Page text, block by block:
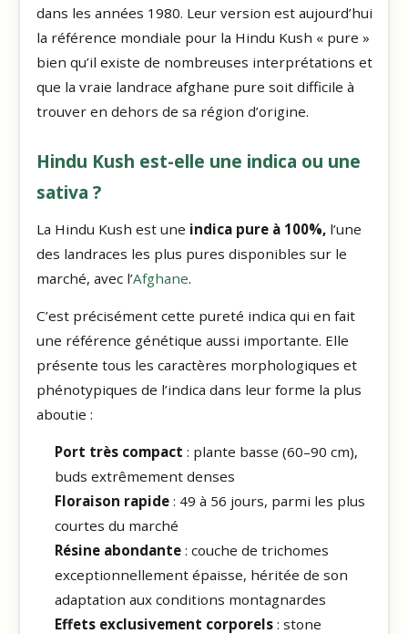
dans les années 1980. Leur version est aujourd’hui
la référence mondiale pour la Hindu Kush « pure »
bien qu’il existe de nombreuses interprétations et
que la vraie landrace afghane pure soit difficile à
trouver en dehors de sa région d’origine.
Hindu Kush est-elle une indica ou une
sativa ?
La Hindu Kush est une indica pure à 100%,l’une
des landraces les plus pures disponibles sur le
marché, avec l’Afghane.
C’est précisément cette pureté indica qui en fait
une référence génétique aussi importante. Elle
présente tous les caractères morphologiques et
phénotypiques de l’indica dans leur forme la plus
aboutie :
Port très compact : plante basse (60–90 cm),
buds extrêmement denses
Floraison rapide: 49 à 56 jours, parmi les plus
courtes du marché
Résine abondante: couche de trichomes
exceptionnellement épaisse, héritée de son
adaptation aux conditions montagnardes
Effets exclusivement corporels: stone